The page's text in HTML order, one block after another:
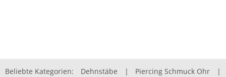
Beliebte Kategorien: Dehnstäbe | Piercing Schmuck Ohr
|